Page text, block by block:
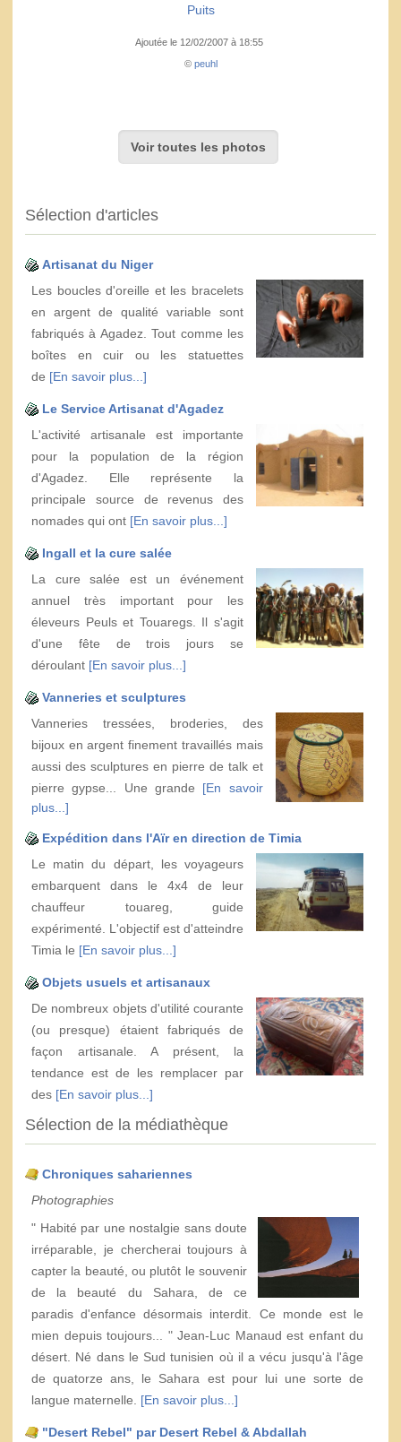
Puits
Ajoutée le 12/02/2007 à 18:55
© peuhl
Voir toutes les photos
Sélection d'articles
Artisanat du Niger
Les boucles d'oreille et les bracelets
en argent de qualité variable sont
fabriqués à Agadez. Tout comme les
boîtes en cuir ou les statuettes
de [En savoir plus...]
Le Service Artisanat d'Agadez
L'activité artisanale est importante
pour la population de la région
d'Agadez. Elle représente la
principale source de revenus des
nomades qui ont [En savoir plus...]
Ingall et la cure salée
La cure salée est un événement
annuel très important pour les
éleveurs Peuls et Touaregs. Il s'agit
d'une fête de trois jours se
déroulant [En savoir plus...]
Vanneries et sculptures
Vanneries tressées, broderies, des
bijoux en argent finement travaillés mais
aussi des sculptures en pierre de talk et
pierre gypse... Une grande [En savoir
plus...]
Expédition dans l'Aïr en direction de Timia
Le matin du départ, les voyageurs
embarquent dans le 4x4 de leur
chauffeur touareg, guide
expérimenté. L'objectif est d'atteindre
Timia le [En savoir plus...]
Objets usuels et artisanaux
De nombreux objets d'utilité courante
(ou presque) étaient fabriqués de
façon artisanale. A présent, la
tendance est de les remplacer par
des [En savoir plus...]
Sélection de la médiathèque
Chroniques sahariennes
Photographies
" Habité par une nostalgie sans doute
irréparable, je chercherai toujours à
capter la beauté, ou plutôt le souvenir
de la beauté du Sahara, de ce
paradis d'enfance désormais interdit. Ce monde est le
mien depuis toujours... " Jean-Luc Manaud est enfant du
désert. Né dans le Sud tunisien où il a vécu jusqu'à l'âge
de quatorze ans, le Sahara est pour lui une sorte de
langue maternelle. [En savoir plus...]
"Desert Rebel" par Desert Rebel & Abdallah